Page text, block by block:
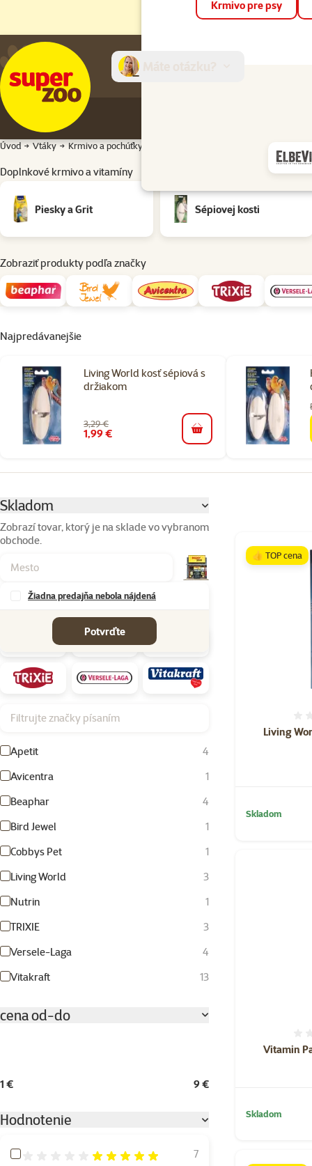
Krmivo pre psy
Úvod Vtáky Krmivo a pochúťky pre vtáky
Doplnkové krmivo a vitamíny
Piesky a Grit
Sépiovej kosti
Zobraziť produkty podľa značky
Najpredávanejšie
Living World kosť sépiová s
držiakom
3,29 €
1,99 € do košíka
Skladom
Zobrazí tovar, ktorý je na sklade vo vybranom
obchode.
Žiadna predajňa nebola nájdená
Potvrďte
Filtrujte značky písaním
Apetit
4
Avicentra
1
Beaphar
4
Bird Jewel
1
Cobbys Pet
1
Living World
3
Nutrin
1
TRIXIE
3
Versele-Laga
4
Vitakraft
13
cena od-do
1 € 9 €
Hodnotenie
Hodnotenie 100%
7
Living
👍 TOP cena
Skladom
Vitamin
Skladom